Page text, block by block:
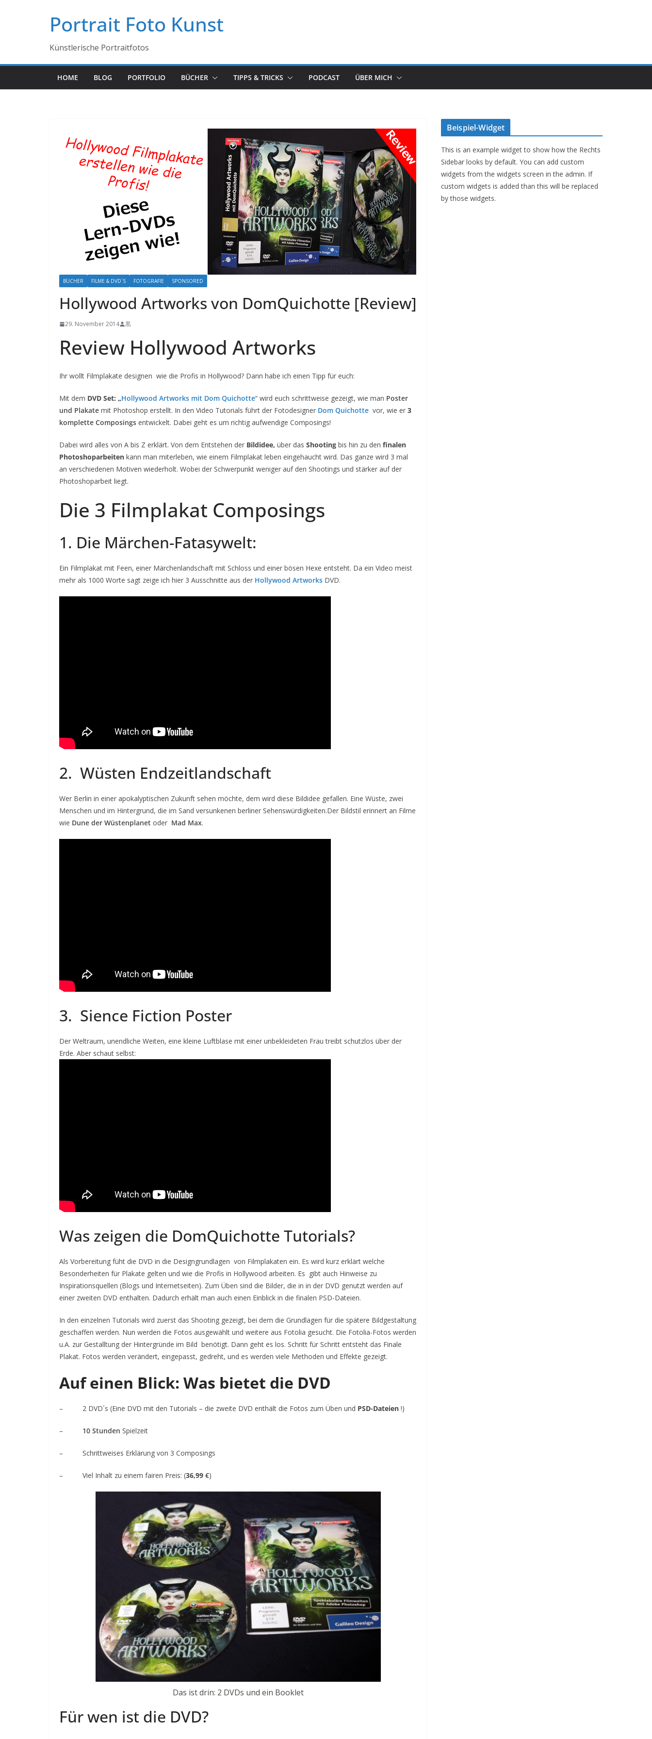
Portrait Foto Kunst
Künstlerische Portraitfotos
HOME BLOG PORTFOLIO BÜCHER TIPPS & TRICKS PODCAST ÜBER MICH
BÜCHER FILME & DVD´S FOTOGRAFIE SPONSORED
Hollywood Artworks von DomQuichotte [Review]
29. November 2014 黒
Review Hollywood Artworks
Ihr wollt Filmplakate designen wie die Profis in Hollywood? Dann habe ich einen Tipp für euch:
Mit dem DVD Set: „Hollywood Artworks mit Dom Quichotte“ wird euch schrittweise gezeigt, wie man Poster
und Plakate mit Photoshop erstellt. In den Video Tutorials führt der Fotodesigner Dom Quichotte vor, wie er 3
komplette Composings entwickelt. Dabei geht es um richtig aufwendige Composings!
Dabei wird alles von A bis Z erklärt. Von dem Entstehen der Bildidee, über das Shooting bis hin zu den finalen
Photoshoparbeiten kann man miterleben, wie einem Filmplakat leben eingehaucht wird. Das ganze wird 3 mal
an verschiedenen Motiven wiederholt. Wobei der Schwerpunkt weniger auf den Shootings und stärker auf der
Photoshoparbeit liegt.
Die 3 Filmplakat Composings
1. Die Märchen-Fatasywelt:
Ein Filmplakat mit Feen, einer Märchenlandschaft mit Schloss und einer bösen Hexe entsteht. Da ein Video meist
mehr als 1000 Worte sagt zeige ich hier 3 Ausschnitte aus der Hollywood Artworks DVD.
2. Wüsten Endzeitlandschaft
Wer Berlin in einer apokalyptischen Zukunft sehen möchte, dem wird diese Bildidee gefallen. Eine Wüste, zwei
Menschen und im Hintergrund, die im Sand versunkenen berliner Sehenswürdigkeiten.Der Bildstil erinnert an Filme
wie Dune der Wüstenplanet oder Mad Max.
3. Sience Fiction Poster
Der Weltraum, unendliche Weiten, eine kleine Luftblase mit einer unbekleideten Frau treibt schutzlos über der
Erde. Aber schaut selbst:
Was zeigen die DomQuichotte Tutorials?
Als Vorbereitung füht die DVD in die Designgrundlagen von Filmplakaten ein. Es wird kurz erklärt welche
Besonderheiten für Plakate gelten und wie die Profis in Hollywood arbeiten. Es gibt auch Hinweise zu
Inspirationsquellen (Blogs und Internetseiten). Zum Üben sind die Bilder, die in in der DVD genutzt werden auf
einer zweiten DVD enthalten. Dadurch erhält man auch einen Einblick in die finalen PSD-Dateien.
In den einzelnen Tutorials wird zuerst das Shooting gezeigt, bei dem die Grundlagen für die spätere Bildgestaltung
geschaffen werden. Nun werden die Fotos ausgewählt und weitere aus Fotolia gesucht. Die Fotolia-Fotos werden
u.A. zur Gestalltung der Hintergründe im Bild benötigt. Dann geht es los. Schritt für Schritt entsteht das Finale
Plakat. Fotos werden verändert, eingepasst, gedreht, und es werden viele Methoden und Effekte gezeigt.
Auf einen Blick: Was bietet die DVD
– 2 DVD´s (Eine DVD mit den Tutorials – die zweite DVD enthält die Fotos zum Üben und PSD-Dateien !)
– 10 Stunden Spielzeit
– Schrittweises Erklärung von 3 Composings
– Viel Inhalt zu einem fairen Preis: (36,99 €)
Das ist drin: 2 DVDs und ein Booklet
Für wen ist die DVD?
Beispiel-Widget
This is an example widget to show how the Rechts
Sidebar looks by default. You can add custom
widgets from the widgets screen in the admin. If
custom widgets is added than this will be replaced
by those widgets.